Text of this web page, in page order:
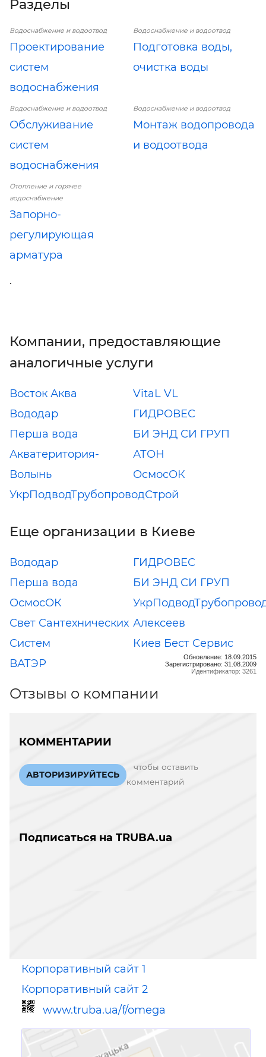
Разделы
Водоснабжение и водоотвод
Проектирование
систем
водоснабжения
Водоснабжение и водоотвод
Подготовка воды,
очистка воды
Водоснабжение и водоотвод
Обслуживание
систем
водоснабжения
Водоснабжение и водоотвод
Монтаж водопровода
и водоотвода
Отопление и горячее
водоснабжение
Запорно-
регулирующая
арматура
.
Компании, предоставляющие
аналогичные услуги
Восток Аква
VitaL VL
Вододар
ГИДРОВЕС
Перша вода
БИ ЭНД СИ ГРУП
Акватеритория-
Волынь
АТОН
ОсмосОК
УкрПодводТрубопроводСтрой
Еще организации в Киеве
Вододар
ГИДРОВЕС
Перша вода
БИ ЭНД СИ ГРУП
ОсмосОК
Свет Сантехнических
Систем
Алексеев
Киев Бест Сервис
ВАТЭР
Обновление: 18.09.2015
Зарегистрировано: 31.08.2009
Идентификатор: 3261
Отзывы о компании
КОММЕНТАРИИ
АВТОРИЗИРУЙТЕСЬ
чтобы оставить
комментарий
Подписаться на TRUBA.ua
Корпоративный сайт 1
Корпоративный сайт 2
www.truba.ua/f/omega